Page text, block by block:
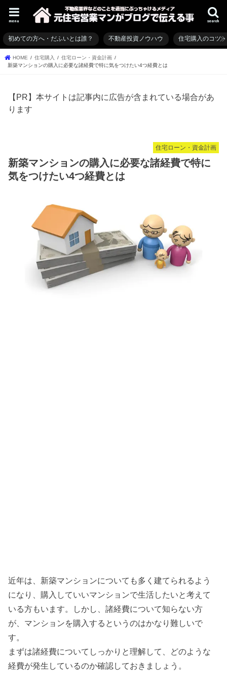
search
menu
初めての方へ・だふいとは誰？ 不動産投資ノウハウ 住宅購入のコツ
HOME 住宅購入
住宅ローン・資金計画
新築マンションの購入に必要な諸経費で特に気をつけたい4つ経費とは
【PR】本サイトは記事内に広告が含まれている場合があ
ります
住宅ローン・資金計画
新築マンションの購入に必要な諸経費で特に
気をつけたい4つ経費とは
近年は、新築マンションについても多く建てられるよう
になり、購入していいマンションで生活したいと考えて
いる方もいます。しかし、諸経費について知らない方
が、マンションを購入するというのはかなり難しいで
す。
まずは諸経費についてしっかりと理解して、どのような
経費が発生しているのか確認しておきましょう。